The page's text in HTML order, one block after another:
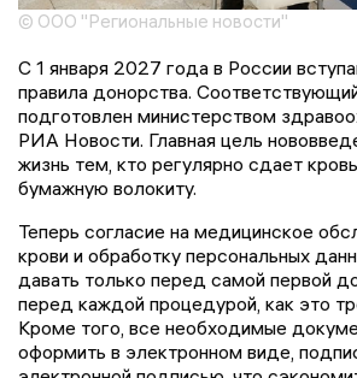
© ООО "Региональные новости"
С 1 января 2027 года в России
правила донорства.
подготовлен министерством
РИА Новости. Главная цель
жизнь тем, кто регулярно сдает
бумажную волокиту.
Теперь согласие на медицинское
крови и обработку персональных
давать только перед самой первой
перед каждой процедурой, как это
Кроме того, все необходимые
оформить в электронном виде,